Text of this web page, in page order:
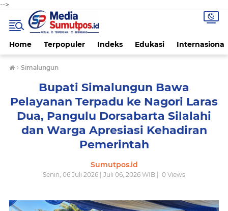
-->
Home Terpopuler Indeks Edukasi Internasional
› Simalungun
Bupati Simalungun Bawa
Pelayanan Terpadu ke Nagori Laras
Dua, Pangulu Dorsabarta Silalahi
dan Warga Apresiasi Kehadiran
Pemerintah
Sumutpos.id
Senin, 06 Juli 2026 | Juli 06, 2026 WIB | 0 Views